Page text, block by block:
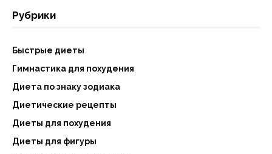
Рубрики
Быстрые диеты
Гимнастика для похудения
Диета по знаку зодиака
Диетические рецепты
Диеты для похудения
Диеты для фигуры